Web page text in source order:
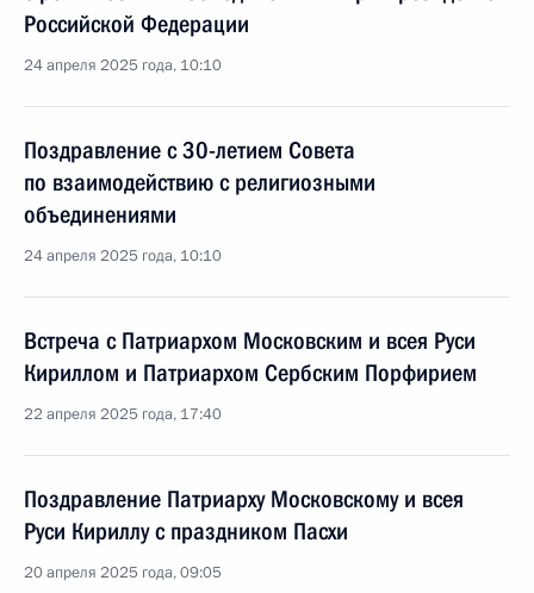
Российской Федерации
24 апреля 2025 года, 10:10
Поздравление с 30-летием Совета
по взаимодействию с религиозными
объединениями
24 апреля 2025 года, 10:10
Встреча с Патриархом Московским и всея Руси
Кириллом и Патриархом Сербским Порфирием
22 апреля 2025 года, 17:40
Поздравление Патриарху Московскому и всея
Руси Кириллу с праздником Пасхи
20 апреля 2025 года, 09:05